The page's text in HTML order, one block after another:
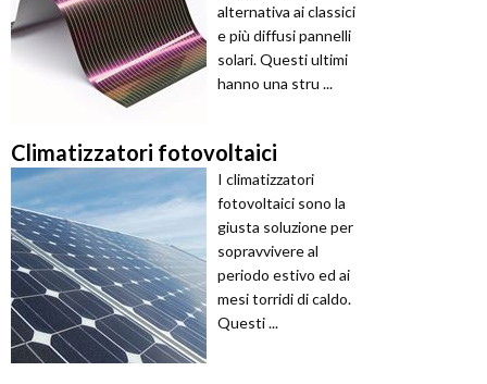
alternativa ai classici
e più diffusi pannelli
solari. Questi ultimi
hanno una stru ...
Climatizzatori fotovoltaici
I climatizzatori
fotovoltaici sono la
giusta soluzione per
sopravvivere al
periodo estivo ed ai
mesi torridi di caldo.
Questi ...